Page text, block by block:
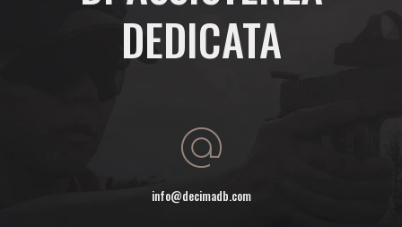
DEDICATA
info@decimadb.com